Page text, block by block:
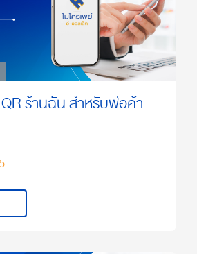
ร้านฉัน สำหรับพ่อค้า